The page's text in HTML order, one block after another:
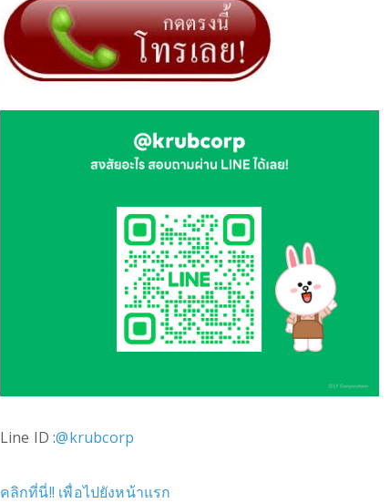
Line ID :@krubcorp
คลิกที่นี่!! เพื่อไปยังหน้าแรก